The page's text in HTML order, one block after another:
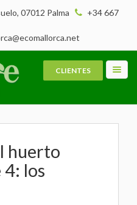
07012 Palma +34 667
CLIENTES
huerto
los